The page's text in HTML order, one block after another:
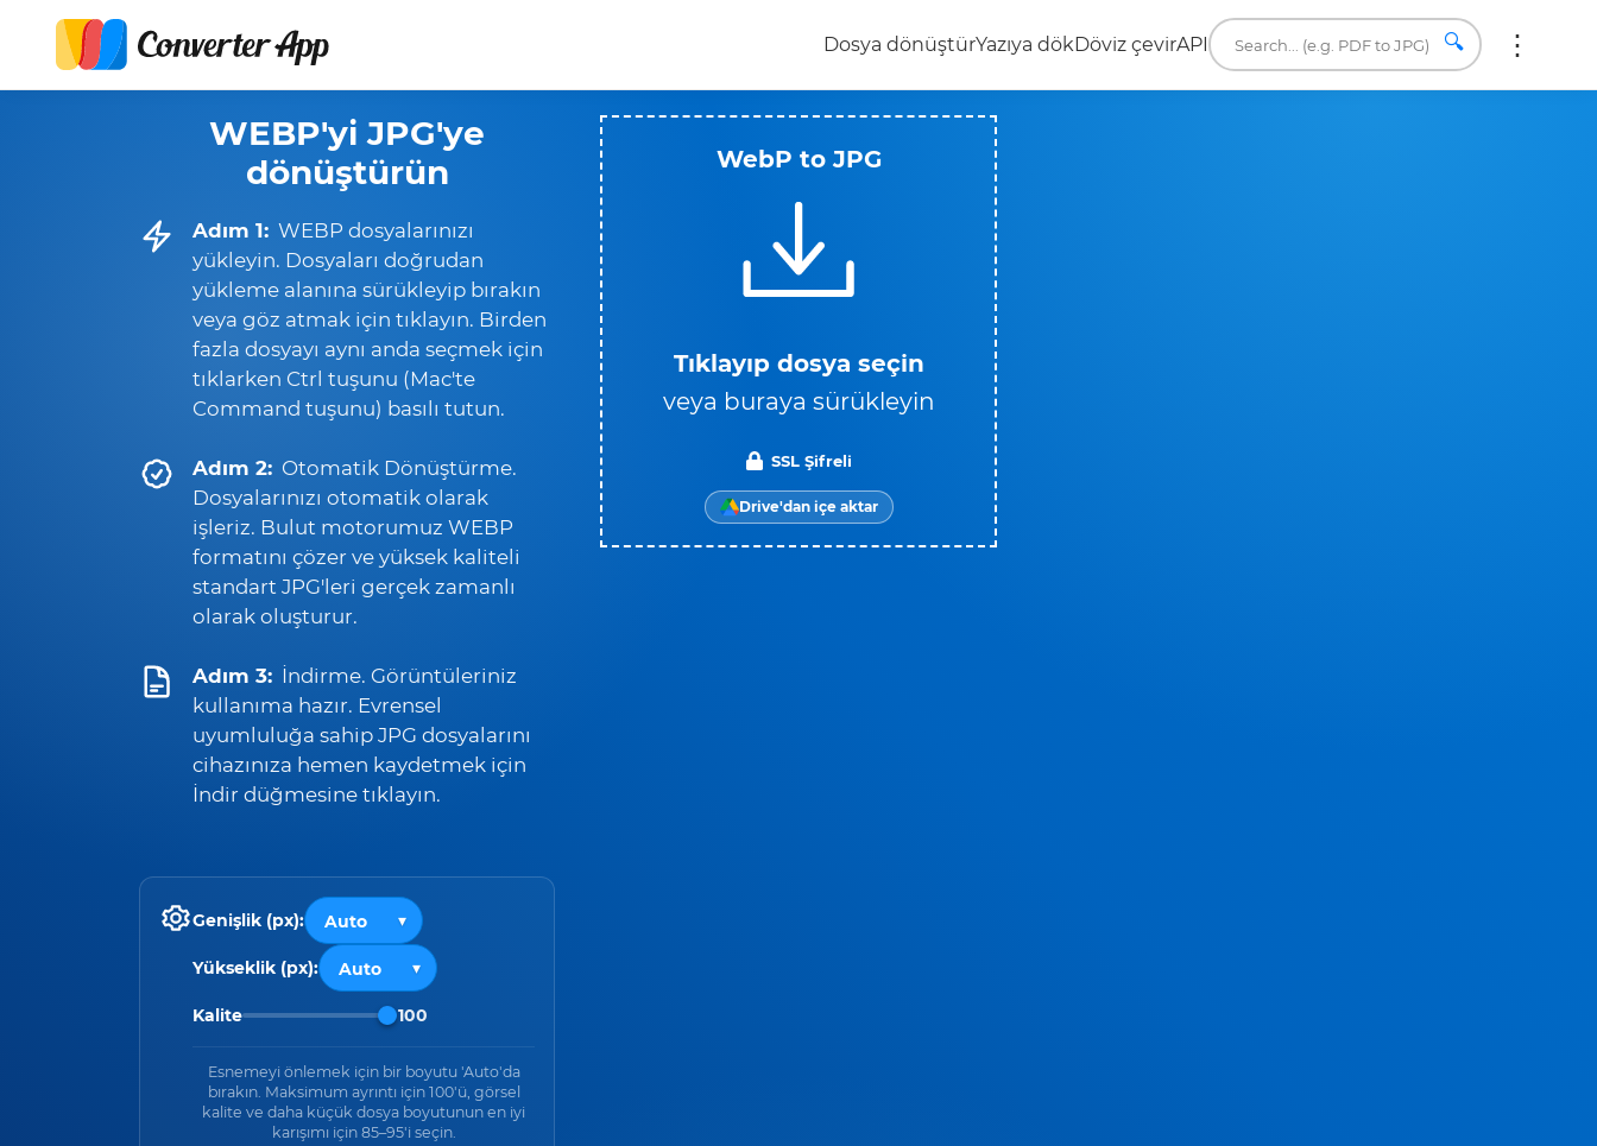
Dosya dönüştürYazıya dökDöviz çevirAPI 🔍
WEBP'yi JPG'ye
dönüştürün
Adım 1: WEBP dosyalarınızı
yükleyin. Dosyaları doğrudan
yükleme alanına sürükleyip bırakın
veya göz atmak için tıklayın. Birden
fazla dosyayı aynı anda seçmek için
tıklarken Ctrl tuşunu (Mac'te
Command tuşunu) basılı tutun.
Adım 2: Otomatik Dönüştürme.
Dosyalarınızı otomatik olarak
işleriz. Bulut motorumuz WEBP
formatını çözer ve yüksek kaliteli
standart JPG'leri gerçek zamanlı
olarak oluşturur.
Adım 3: İndirme. Görüntüleriniz
kullanıma hazır. Evrensel
uyumluluğa sahip JPG dosyalarını
cihazınıza hemen kaydetmek için
İndir düğmesine tıklayın.
Genişlik (px):
Yükseklik (px):
Kalite 100
Esnemeyi önlemek için bir boyutu 'Auto'da
bırakın. Maksimum ayrıntı için 100'ü, görsel
kalite ve daha küçük dosya boyutunun en iyi
karışımı için 85–95'i seçin.
WebP to JPG
Tıklayıp dosya seçin
veya buraya sürükleyin
SSL Şifreli
Drive'dan içe aktar